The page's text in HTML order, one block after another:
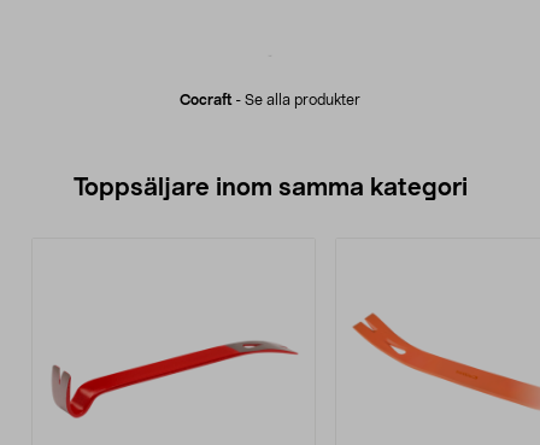
Cocraft - Se alla produkter
Toppsäljare inom samma kategori